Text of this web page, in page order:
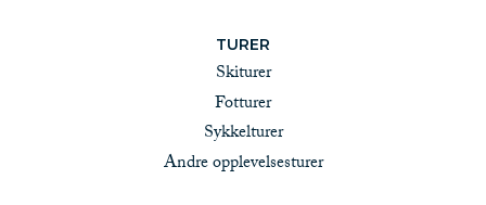
TURER
Skiturer
Fotturer
Sykkelturer
Andre opplevelsesturer